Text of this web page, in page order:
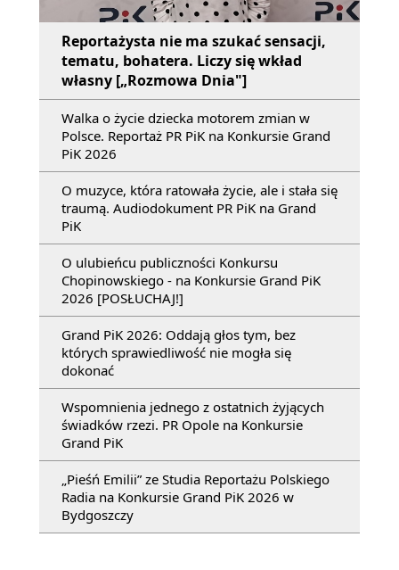
Reportażysta nie ma szukać sensacji,
tematu, bohatera. Liczy się wkład
własny [„Rozmowa Dnia"]
Walka o życie dziecka motorem zmian w
Polsce. Reportaż PR PiK na Konkursie Grand
PiK 2026
O muzyce, która ratowała życie, ale i stała się
traumą. Audiodokument PR PiK na Grand
PiK
O ulubieńcu publiczności Konkursu
Chopinowskiego - na Konkursie Grand PiK
2026 [POSŁUCHAJ!]
Grand PiK 2026: Oddają głos tym, bez
których sprawiedliwość nie mogła się
dokonać
Wspomnienia jednego z ostatnich żyjących
świadków rzezi. PR Opole na Konkursie
Grand PiK
„Pieśń Emilii” ze Studia Reportażu Polskiego
Radia na Konkursie Grand PiK 2026 w
Bydgoszczy